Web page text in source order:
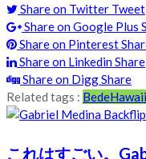
Share on Twitter Tweet
Share on Google Plus
Share on Pinterest
Share on LinkedinShare
Share on DiggShare
Related tags : BedeHawaii
これはすごい。